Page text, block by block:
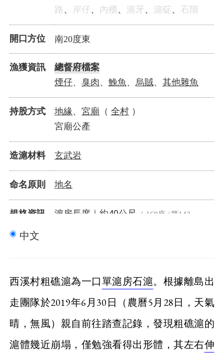
路、 岸仔、 內櫃、 滬牙、 滬碇、 石階
開口方位 南20度東
漁獲資訊 總督府檔案
煙仔、臭肉、鮸魚 、 烏賊、其他雜魚
持股方式 地緣、宮廟 （全村 ）
宮廟公產
造滬材料 玄武岩
命名原則 地名
規格資訊 滬房長度｜約40公尺
（ 169座 ⁄ 第142
（ 172座 ⁄ 第123名 ）
中文
西溪村粗礁滬為一口單滬房石滬。根據離島出
走團隊於2019年6月30日（農曆5月28日，天氣
晴，無風）親自前往踏查記錄，發現粗礁滬的
滬體幾近崩塌，僅勉強看得出形體，其左右伸